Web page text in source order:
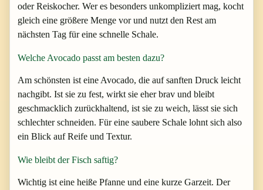
oder Reiskocher. Wer es besonders unkompliziert mag, kocht
gleich eine größere Menge vor und nutzt den Rest am
nächsten Tag für eine schnelle Schale.
Welche Avocado passt am besten dazu?
Am schönsten ist eine Avocado, die auf sanften Druck leicht
nachgibt. Ist sie zu fest, wirkt sie eher brav und bleibt
geschmacklich zurückhaltend, ist sie zu weich, lässt sie sich
schlechter schneiden. Für eine saubere Schale lohnt sich also
ein Blick auf Reife und Textur.
Wie bleibt der Fisch saftig?
Wichtig ist eine heiße Pfanne und eine kurze Garzeit. Der